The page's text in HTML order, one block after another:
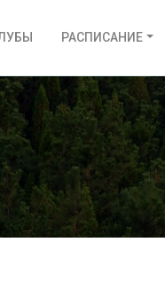
РАСПИСАНИЕ